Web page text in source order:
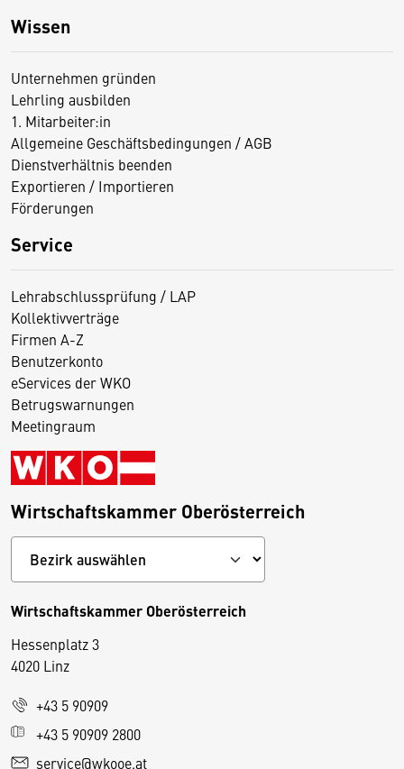
Wissen
Unternehmen gründen
Lehrling ausbilden
1. Mitarbeiter:in
Allgemeine Geschäftsbedingungen / AGB
Dienstverhältnis beenden
Exportieren / Importieren
Förderungen
Service
Lehrabschlussprüfung / LAP
Kollektivverträge
Firmen A-Z
Benutzerkonto
eServices der WKO
Betrugswarnungen
Meetingraum
Wirtschaftskammer Oberösterreich
Wirtschaftskammer Oberösterreich
Hessenplatz 3
4020 Linz
+43 5 90909
+43 5 90909 2800
service@wkooe.at
D